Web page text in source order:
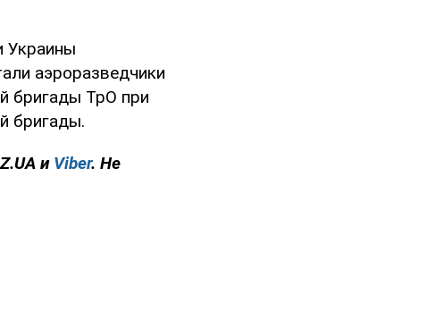
Украины
аэроразведчики
бригады ТрО при
бригады.
и Viber. Не